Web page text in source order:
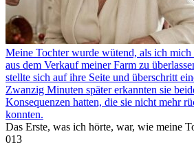
Meine Tochter wurde wütend, als ich
aus dem Verkauf meiner Farm zu
stellte sich auf ihre Seite und überschritt
Zwanzig Minuten später erkannten sie
Konsequenzen hatten, die sie nicht mehr
konnten.
Das Erste, was ich hörte, war, wie meine
013